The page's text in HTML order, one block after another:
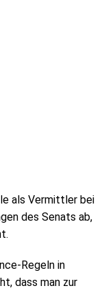
als Vermittler bei
des Senats ab,
Regeln in
dass man zur